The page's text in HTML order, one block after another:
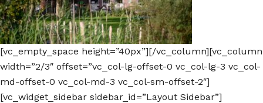
[vc_empty_space height=”40px”][/vc_column][vc_column
width=”2/3″ offset=”vc_col-lg-offset-0 vc_col-lg-3 vc_col-
md-offset-0 vc_col-md-3 vc_col-sm-offset-2″]
[vc_widget_sidebar sidebar_id=”Layout Sidebar”]